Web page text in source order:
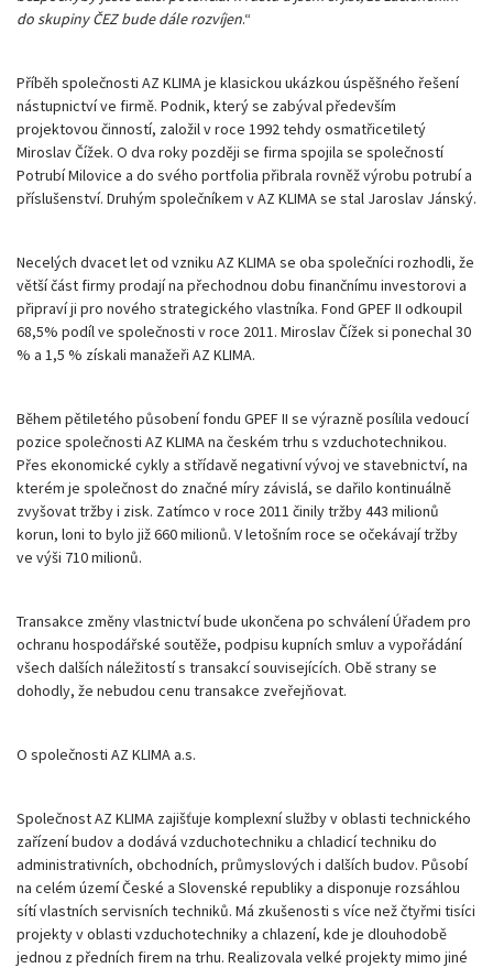
do skupiny ČEZ bude dále rozvíjen.“
Příběh společnosti AZ KLIMA je klasickou ukázkou úspěšného řešení
nástupnictví ve firmě. Podnik, který se zabýval především
projektovou činností, založil v roce 1992 tehdy osmatřicetiletý
Miroslav Čížek. O dva roky později se firma spojila se společností
Potrubí Milovice a do svého portfolia přibrala rovněž výrobu potrubí a
příslušenství. Druhým společníkem v AZ KLIMA se stal Jaroslav Jánský.
Necelých dvacet let od vzniku AZ KLIMA se oba společníci rozhodli, že
větší část firmy prodají na přechodnou dobu finančnímu investorovi a
připraví ji pro nového strategického vlastníka. Fond GPEF II odkoupil
68,5% podíl ve společnosti v roce 2011. Miroslav Čížek si ponechal 30
% a 1,5 % získali manažeři AZ KLIMA.
Během pětiletého působení fondu GPEF II se výrazně posílila vedoucí
pozice společnosti AZ KLIMA na českém trhu s vzduchotechnikou.
Přes ekonomické cykly a střídavě negativní vývoj ve stavebnictví, na
kterém je společnost do značné míry závislá, se dařilo kontinuálně
zvyšovat tržby i zisk. Zatímco v roce 2011 činily tržby 443 milionů
korun, loni to bylo již 660 milionů. V letošním roce se očekávají tržby
ve výši 710 milionů.
Transakce změny vlastnictví bude ukončena po schválení Úřadem pro
ochranu hospodářské soutěže, podpisu kupních smluv a vypořádání
všech dalších náležitostí s transakcí souvisejících. Obě strany se
dohodly, že nebudou cenu transakce zveřejňovat.
O společnosti AZ KLIMA a.s.
Společnost AZ KLIMA zajišťuje komplexní služby v oblasti technického
zařízení budov a dodává vzduchotechniku a chladicí techniku do
administrativních, obchodních, průmyslových i dalších budov. Působí
na celém území České a Slovenské republiky a disponuje rozsáhlou
sítí vlastních servisních techniků. Má zkušenosti s více než čtyřmi tisíci
projekty v oblasti vzduchotechniky a chlazení, kde je dlouhodobě
jednou z předních firem na trhu. Realizovala velké projekty mimo jiné